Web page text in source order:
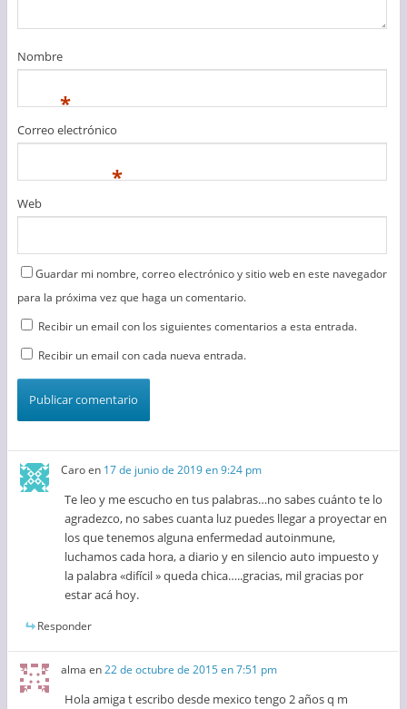
Nombre
*
Correo electrónico
*
Web
Guardar mi nombre, correo electrónico y sitio web en este navegador
para la próxima vez que haga un comentario.
Recibir un email con los siguientes comentarios a esta entrada.
Recibir un email con cada nueva entrada.
Caroen 17 de junio de 2019 en 9:24 pm
Te leo y me escucho en tus palabras…no sabes cuánto te lo
agradezco, no sabes cuanta luz puedes llegar a proyectar en
los que tenemos alguna enfermedad autoinmune,
luchamos cada hora, a diario y en silencio auto impuesto y
la palabra «difícil » queda chica…..gracias, mil gracias por
estar acá hoy.
Responder
alma en22 de octubre de 2015 en 7:51 pm
Hola amiga t escribo desde mexico tengo 2 años q m